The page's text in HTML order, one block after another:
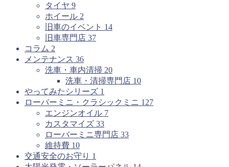
タイヤ 9
ホイール 2
旧車のイベント 14
旧車専門店 37
コラム 2
メンテナンス 36
洗車・車内清掃 20
洗車・清掃専門店 10
やってみたシリーズ 1
ローバーミニ・クラシックミニ 127
エンジンオイル 7
カスタマイズ 33
ローバーミニ専門店 33
維持費 10
交通安全のお守り 1